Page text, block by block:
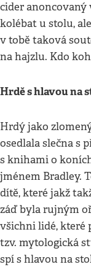
cider anoncovaný
kolébat u stolu,
v tobě taková
na hajzlu. Kdo
Hrdě s hlavou na
Hrdý jako
osedlala slečna s
s knihami o
jménem Bradley.
dítě, které jakž
záď byla rujným
všichni lidé, které
tzv. mytologická
spí s hlavou na